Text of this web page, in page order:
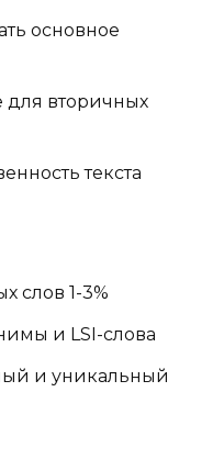
основное
для вторичных
текста
слов 1-3%
и LSI-слова
и уникальный